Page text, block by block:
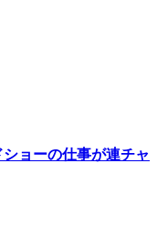
ョーの仕事が連チャ